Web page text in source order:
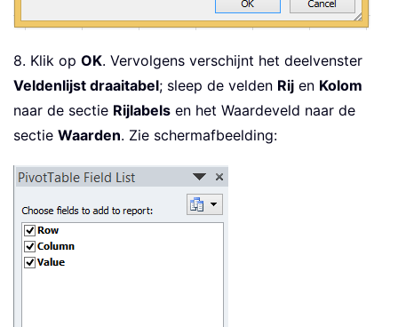
8. Klik op OK. Vervolgens verschijnt het deelvenster
Veldenlijst draaitabel; sleep de velden Rij en Kolom
naar de sectie Rijlabels en het Waardeveld naar de
sectie Waarden. Zie schermafbeelding: